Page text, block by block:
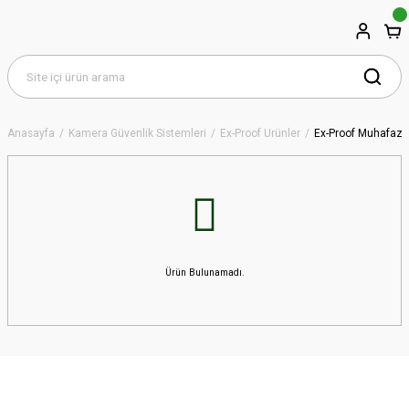
Anasayfa Kamera Güvenlik Sistemleri Ex-Proof Ürünler Ex-Proof
Ürün Bulunamadı.